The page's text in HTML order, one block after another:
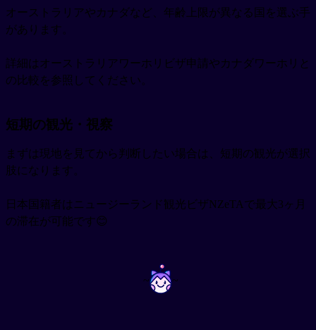
オーストラリアやカナダなど、年齢上限が異なる国を選ぶ手
があります。
詳細はオーストラリアワーホリビザ申請やカナダワーホリと
の比較を参照してください。
短期の観光・視察
まずは現地を見てから判断したい場合は、短期の観光が選択
肢になります。
日本国籍者はニュージーランド観光ビザNZeTAで最大3ヶ月
の滞在が可能です😊
~ ~